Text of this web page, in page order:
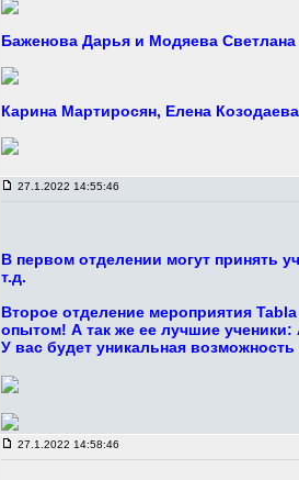
Баженова Дарья и Модяева Светлана
Карина Мартиросян, Елена
27.1.2022 14:55:46
В первом отделении могут принять
т.д.
Второе отделение мероприятия
опытом! А так же ее лучшие
У вас будет уникальная
27.1.2022 14:58:46